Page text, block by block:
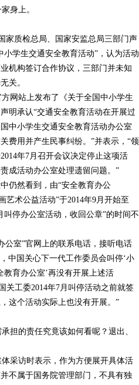
身上。
质检总局、国家安监总局三部门声
学生交通安全教育活动”，认为活动
机构签订合作协议，三部门并未知
关。
网站上发布了《关于全国中小学生
明承认“交通安全教育活动在开展过
中小学生交通安全教育活动办公室
费用并产生民事纠纷。”并表示，“领
年7月召开会议决定停止这项活
成活动办公室处理遗留问题。”
仍然看到，由“安全教育办公
艺术公益活动”于2014年9月开始至
叫停办公室活动，收回公章”的时间不
室”官网上的联系电话，接听电话
中国关心下一代工作委员会叫停‘小
教育办公室’再没有开展上述活
关工委2014年7月叫停活动之前就签
这个活动实际上也没有开展。”
担的责任究竟该如何看呢？退出、
采访时表示，作为方便展开具体活
不属于国务院管理部门，不具有独